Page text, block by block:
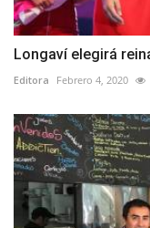
Longaví elegirá
Editora Febrero 4, 2020